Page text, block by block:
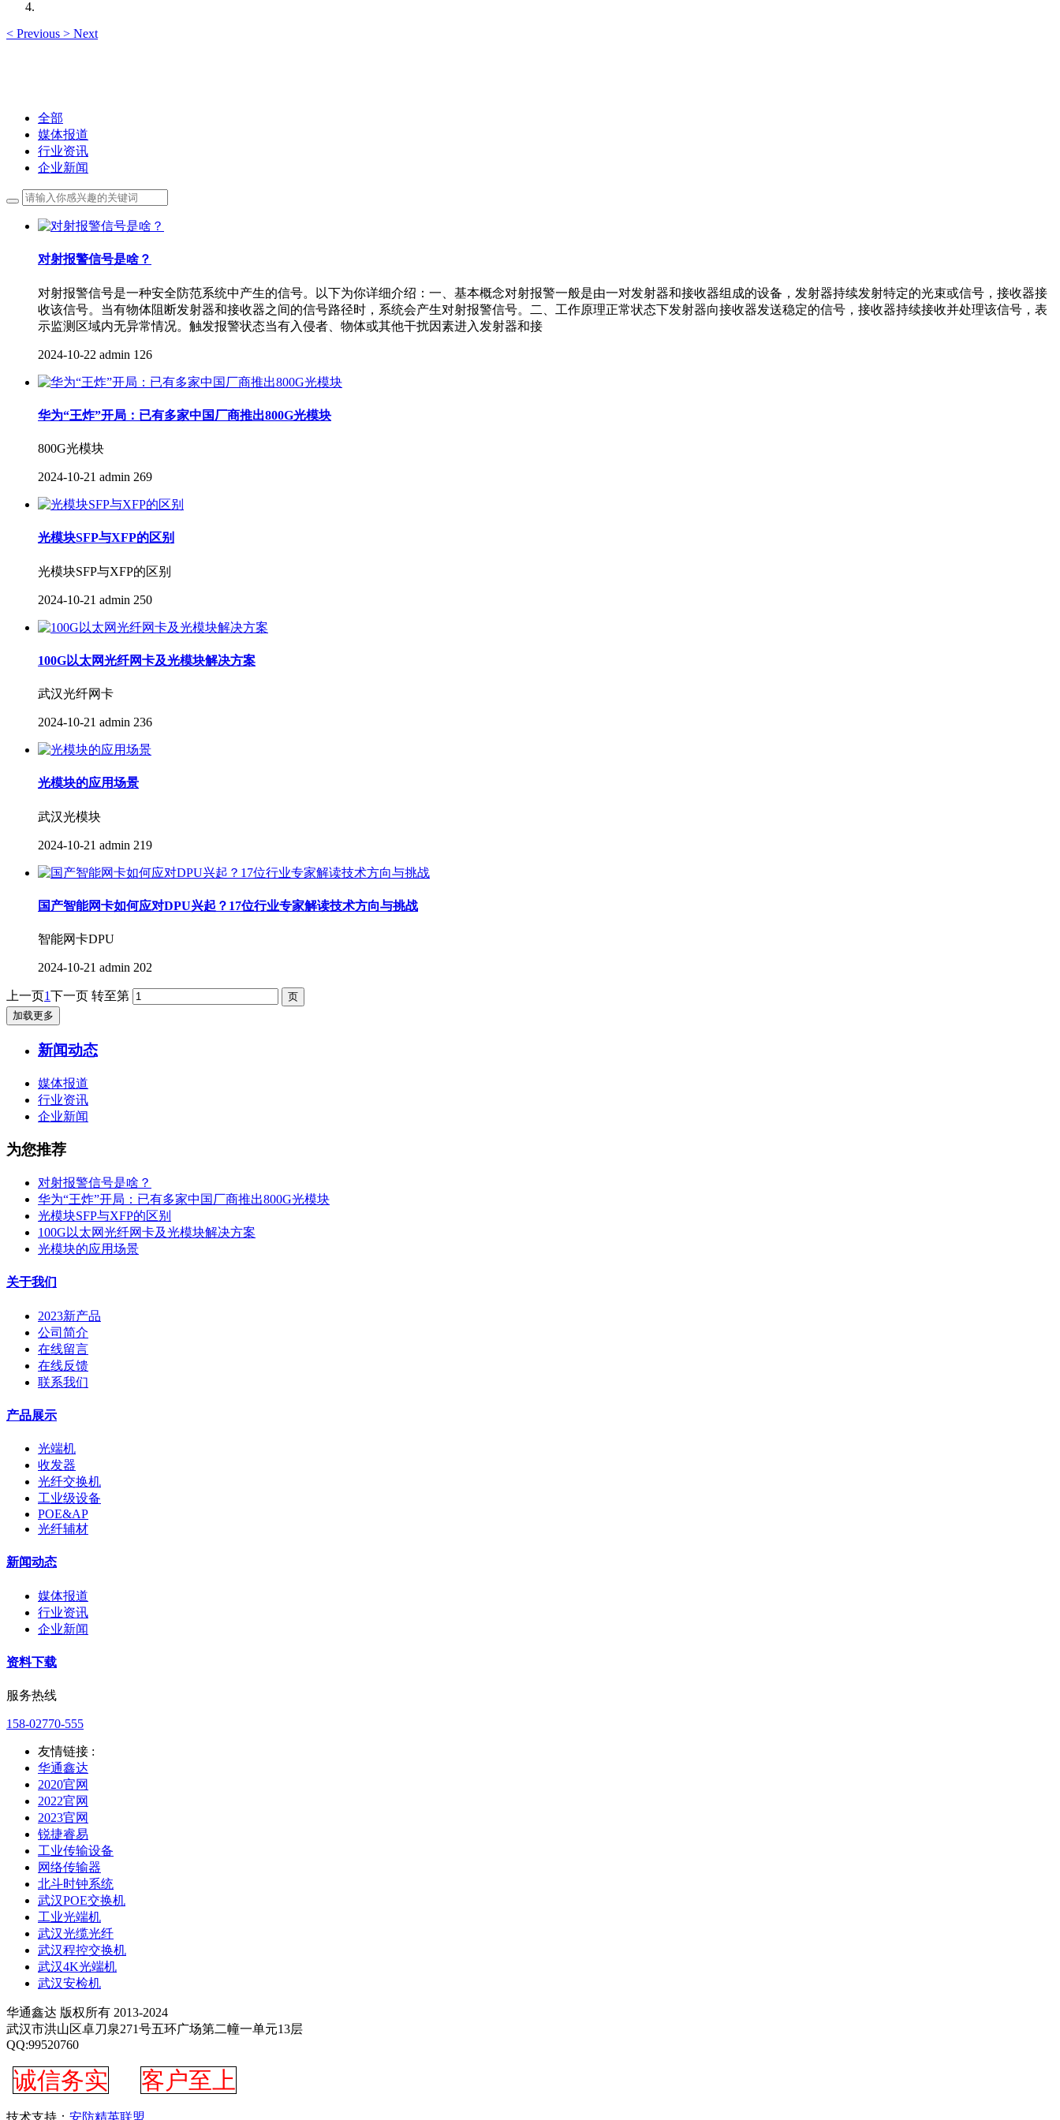
< Previous > Next
全部
媒体报道
行业资讯
企业新闻
对射报警信号是啥？
对射报警信号是一种安全防范系统中产生的信号。以下为你详细介绍：一、基本概念对射报警一般是由一对发射器和接收器组成的设备，发射器持续发射特定的光束或信号，接收器接
收该信号。当有物体阻断发射器和接收器之间的信号路径时，系统会产生对射报警信号。二、工作原理正常状态下发射器向接收器发送稳定的信号，接收器持续接收并处理该信号，表
示监测区域内无异常情况。触发报警状态当有入侵者、物体或其他干扰因素进入发射器和接
2024-10-22 admin 126
华为“王炸”开局：已有多家中国厂商推出800G光模块
800G光模块
2024-10-21 admin 269
光模块SFP与XFP的区别
光模块SFP与XFP的区别
2024-10-21 admin 250
100G以太网光纤网卡及光模块解决方案
武汉光纤网卡
2024-10-21 admin 236
光模块的应用场景
武汉光模块
2024-10-21 admin 219
国产智能网卡如何应对DPU兴起？17位行业专家解读技术方向与挑战
智能网卡DPU
2024-10-21 admin 202
上一页1下一页 转至第
加载更多
新闻动态
媒体报道
行业资讯
企业新闻
为您推荐
对射报警信号是啥？
华为“王炸”开局：已有多家中国厂商推出800G光模块
光模块SFP与XFP的区别
100G以太网光纤网卡及光模块解决方案
光模块的应用场景
关于我们
2023新产品
公司简介
在线留言
在线反馈
联系我们
产品展示
光端机
收发器
光纤交换机
工业级设备
POE&AP
光纤辅材
新闻动态
媒体报道
行业资讯
企业新闻
资料下载
服务热线
158-02770-555
友情链接 :
华通鑫达
2020官网
2022官网
2023官网
锐捷睿易
工业传输设备
网络传输器
北斗时钟系统
武汉POE交换机
工业光端机
武汉光缆光纤
武汉程控交换机
武汉4K光端机
武汉安检机
华通鑫达 版权所有 2013-2024
武汉市洪山区卓刀泉271号五环广场第二幢一单元13层
QQ:99520760
诚信务实 客户至上